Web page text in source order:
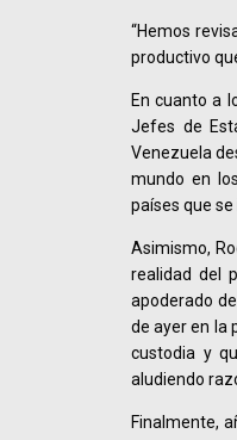
“Hemos
productivo
En cuanto a
Jefes de
Venezuela
mundo en
países que
Asimismo,
realidad del
apoderado
de ayer en la
custodia y
aludiendo
Finalmente,